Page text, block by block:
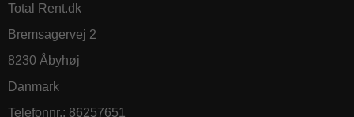
Total Rent.dk
Bremsagervej 2
8230 Åbyhøj
Danmark
Telefonnr.: 86257651